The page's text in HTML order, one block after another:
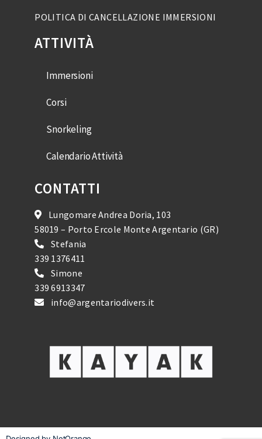
POLITICA DI CANCELLAZIONE IMMERSIONI
ATTIVITÀ
Immersioni
Corsi
Snorkeling
Calendario Attività
CONTATTI
Lungomare Andrea Doria, 103
58019 – Porto Ercole Monte Argentario (GR)
Stefania
339 1376411
Simone
339 6913347
info@argentariodivers.it